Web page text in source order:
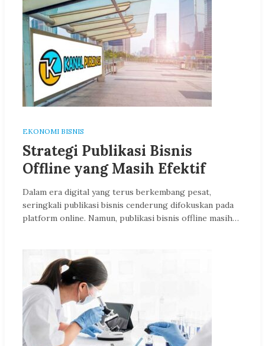
EKONOMI BISNIS
Strategi Publikasi Bisnis
Offline yang Masih Efektif
Dalam era digital yang terus berkembang pesat,
seringkali publikasi bisnis cenderung difokuskan pada
platform online. Namun, publikasi bisnis offline masih…